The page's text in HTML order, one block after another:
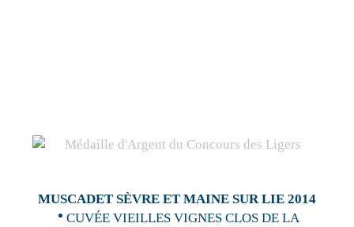
MUSCADET SÈVRE ET MAINE SUR LIE 2014
CUVÉE VIEILLES VIGNES CLOS DE LA